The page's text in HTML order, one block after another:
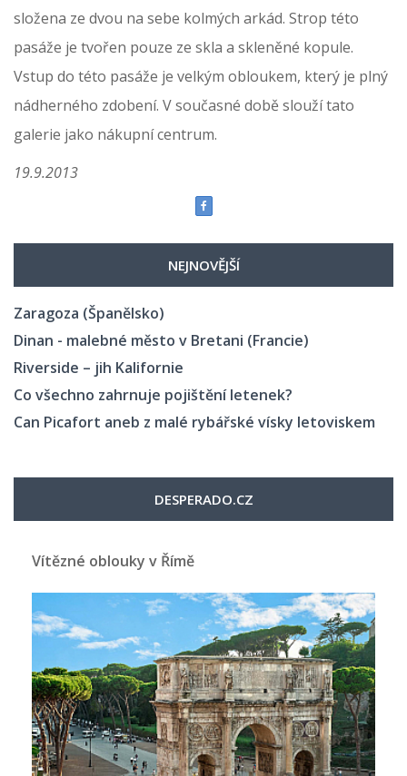
složena ze dvou na sebe kolmých arkád. Strop této
pasáže je tvořen pouze ze skla a skleněné kopule.
Vstup do této pasáže je velkým obloukem, který je plný
nádherného zdobení. V současné době slouží tato
galerie jako nákupní centrum.
19.9.2013
NEJNOVĚJŠÍ
Zaragoza (Španělsko)
Dinan - malebné město v Bretani (Francie)
Riverside – jih Kalifornie
Co všechno zahrnuje pojištění letenek?
Can Picafort aneb z malé rybářské vísky letoviskem
DESPERADO.CZ
Vítězné oblouky v Římě